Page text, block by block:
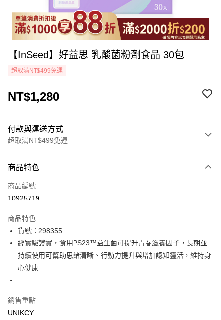
【InSeed】好益思 乳酸菌粉劑食品 30包
超取滿NT$499免運
NT$1,280
付款與運送方式
超取滿NT$499免運
icash Pay
信用卡一次付款
LINE Pay
Apple Pay
街口支付
悠遊付
Google Pay
商品特色
商品編號
10925719
商品特色
貨號：298355
經實驗證實，食用PS23™益生菌可提升青春滋養因子，長期並
持續使用可幫助思緒清晰、行動力提升與增加認知靈活，維持身
心健康
銷售重點
UNIKCY